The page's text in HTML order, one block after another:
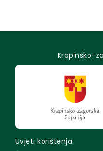
Krapinsko-
Uvjeti korištenja